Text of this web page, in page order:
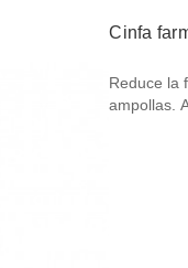
Cinfa
Reduce la
ampollas.